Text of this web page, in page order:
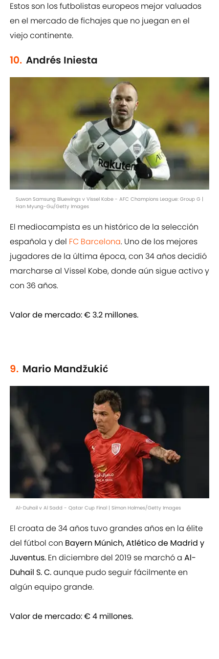
Estos son los futbolistas europeos mejor valuados
en el mercado de fichajes que no juegan en el
viejo continente.
10. Andrés Iniesta
Suwon Samsung Bluewings v Vissel Kobe - AFC Champions League: Group G |
Han Myung-Gu/Getty Images
El mediocampista es un histórico de la selección
española y del FC Barcelona. Uno de los mejores
jugadores de la última época, con 34 años decidió
marcharse al Vissel Kobe, donde aún sigue activo y
con 36 años.
Valor de mercado:€ 3.2 millones.
9. Mario Mandžukić
Al-Duhail v Al Sadd - Qatar Cup Final | Simon Holmes/Getty Images
El croata de 34 años tuvo grandes años en la élite
del fútbol con Bayern Múnich, Atlético de Madrid y
Juventus. En diciembre del 2019 se marchó a Al-
Duhail S. C.aunque pudo seguir fácilmente en
algún equipo grande.
Valor de mercado: € 4 millones.